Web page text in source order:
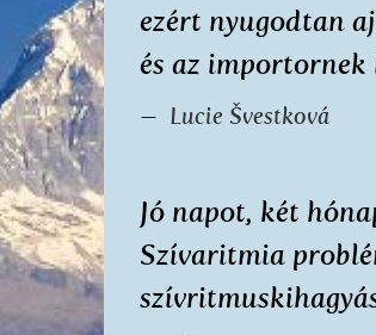
ezért nyugodtan
és az importornek
Lucie Švestková
Jó napot, két
Szívaritmia